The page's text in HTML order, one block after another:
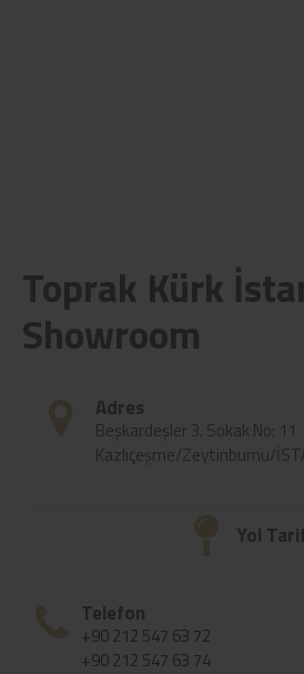
Toprak Kürk
Showroom
Adres
Beşkardeşler 3. Sokak No: 11
Kazlıçeşme/Zeytinburnu/
Yol
Telefon
+90 212 547 63 72
+90 212 547 63 74